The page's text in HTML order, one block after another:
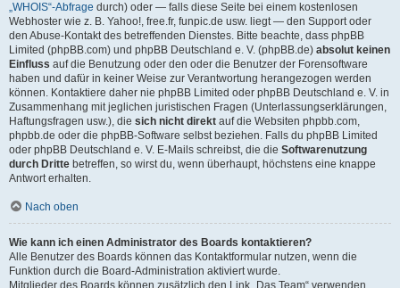
„WHOIS“-Abfrage durch) oder — falls diese Seite bei einem kostenlosen
Webhoster wie z. B. Yahoo!, free.fr, funpic.de usw. liegt — den Support oder
den Abuse-Kontakt des betreffenden Dienstes. Bitte beachte, dass phpBB
Limited (phpBB.com) und phpBB Deutschland e. V. (phpBB.de) absolut keinen
Einfluss auf die Benutzung oder den oder die Benutzer der Forensoftware
haben und dafür in keiner Weise zur Verantwortung herangezogen werden
können. Kontaktiere daher nie phpBB Limited oder phpBB Deutschland e. V. in
Zusammenhang mit jeglichen juristischen Fragen (Unterlassungserklärungen,
Haftungsfragen usw.), die sich nicht direkt auf die Websiten phpbb.com,
phpbb.de oder die phpBB-Software selbst beziehen. Falls du phpBB Limited
oder phpBB Deutschland e. V. E-Mails schreibst, die die Softwarenutzung
durch Dritte betreffen, so wirst du, wenn überhaupt, höchstens eine knappe
Antwort erhalten.
Nach oben
Wie kann ich einen Administrator des Boards kontaktieren?
Alle Benutzer des Boards können das Kontaktformular nutzen, wenn die
Funktion durch die Board-Administration aktiviert wurde.
Mitglieder des Boards können zusätzlich den Link „Das Team“ verwenden.